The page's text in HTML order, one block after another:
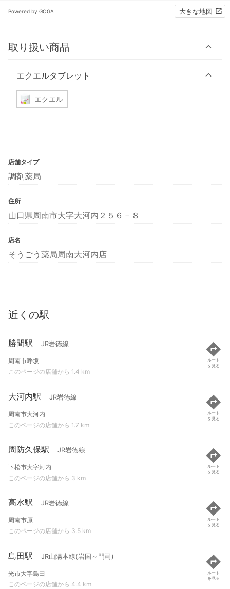
Powered by GOGA 大きな地図
取り扱い商品
エクエルタブレット
エクエル
店舗タイプ
調剤薬局
住所
山口県周南市大字大河内２５６－８
店名
そうごう薬局周南大河内店
近くの駅
勝間駅 JR岩徳線
周南市呼坂
このページの店舗から 1.4 km
ルート
を見る
大河内駅 JR岩徳線
周南市大河内
このページの店舗から 1.7 km
ルート
を見る
周防久保駅 JR岩徳線
下松市大字河内
このページの店舗から 3 km
ルート
を見る
高水駅 JR岩徳線
周南市原
このページの店舗から 3.5 km
ルート
を見る
島田駅 JR山陽本線(岩国～門司)
光市大字島田
このページの店舗から 4.4 km
ルート
を見る